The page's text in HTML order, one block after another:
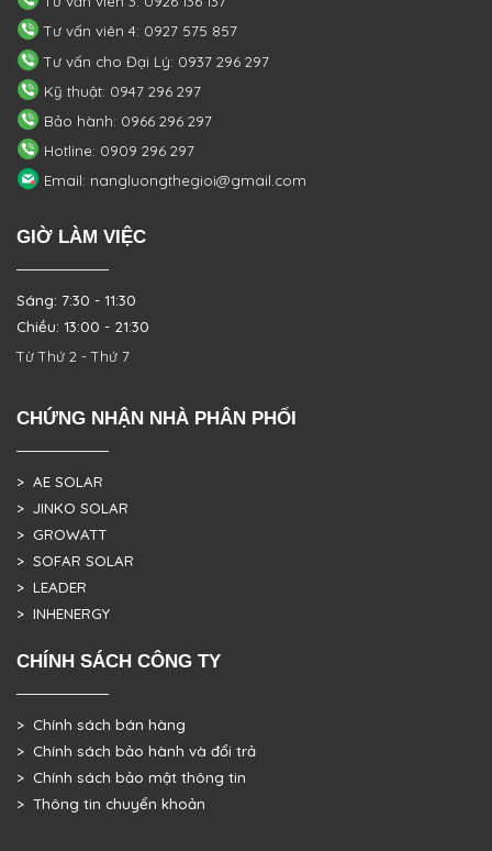
Tư vấn viên 4: 0927 575 857
Tư vấn cho Đại Lý: 0937 296 297
Kỹ thuật: 0947 296 297
Bảo hành: 0966 296 297
Hotline: 0909 296 297
Email: nangluongthegioi@gmail.com
GIỜ LÀM VIỆC
Sáng: 7:30 - 11:30
Chiều: 13:00 - 21:30
Từ Thứ 2 - Thứ 7
CHỨNG NHẬN NHÀ PHÂN PHỐI
> AE SOLAR
> JINKO SOLAR
> GROWATT
> SOFAR SOLAR
> LEADER
> INHENERGY
CHÍNH SÁCH CÔNG TY
> Chính sách bán hàng
> Chính sách bảo hành và đổi trả
> Chính sách bảo mật thông tin
> Thông tin chuyển khoản